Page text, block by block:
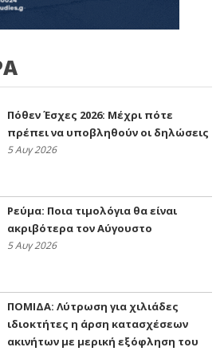
Πόθεν Έσχες 2026: Μέχρι πότε
πρέπει να υποβληθούν οι δηλώσεις
5 Αυγ 2026
Ρεύμα: Ποια τιμολόγια θα είναι
ακριβότερα τον Αύγουστο
5 Αυγ 2026
ΠΟΜΙΔΑ: Λύτρωση για χιλιάδες
ιδιοκτήτες η άρση κατασχέσεων
ακινήτων με μερική εξόφληση του